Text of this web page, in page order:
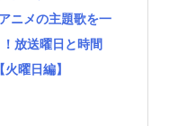
ニメの主題歌を一
放送曜日と時間
曜日編】